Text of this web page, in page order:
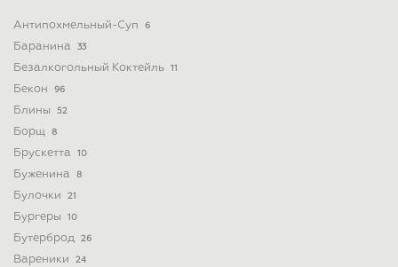
Антипохмельный-Суп 6
Баранина 33
Безалкогольный Коктейль 11
Бекон 96
Блины 52
Борщ 8
Брускетта 10
Буженина 8
Булочки 21
Бургеры 10
Бутерброд 26
Вареники 24